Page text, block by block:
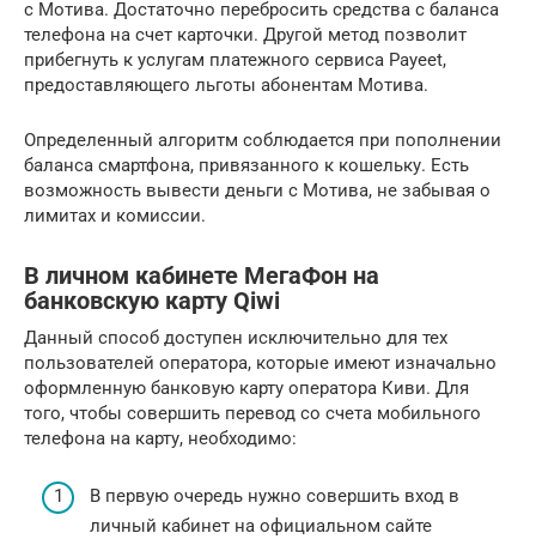
с Мотива. Достаточно перебросить средства с баланса
телефона на счет карточки. Другой метод позволит
прибегнуть к услугам платежного сервиса Payeet,
предоставляющего льготы абонентам Мотива.
Определенный алгоритм соблюдается при пополнении
баланса смартфона, привязанного к кошельку. Есть
возможность вывести деньги с Мотива, не забывая о
лимитах и комиссии.
В личном кабинете МегаФон на
банковскую карту Qiwi
Данный способ доступен исключительно для тех
пользователей оператора, которые имеют изначально
оформленную банковую карту оператора Киви. Для
того, чтобы совершить перевод со счета мобильного
телефона на карту, необходимо:
В первую очередь нужно совершить вход в
личный кабинет на официальном сайте